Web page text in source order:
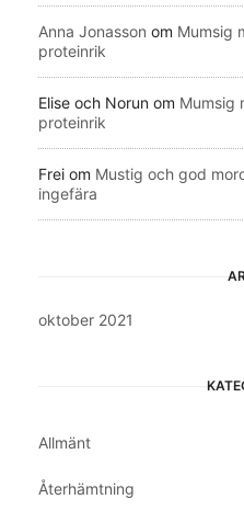
Anna Jonasson om Mumsig
proteinrik
Elise och Norun om Mumsig
proteinrik
Frei om Mustig och god
ingefära
oktober 2021
Allmänt
Återhämtning